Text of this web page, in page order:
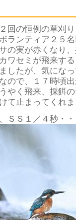
回の恒例の草刈
ランティア２５
の実が赤くなり
ワセミが飛来す
したが、気にな
ので、１７時頃
やく飛来、採餌
て止まってくれ
ＳＳ１／４秒・